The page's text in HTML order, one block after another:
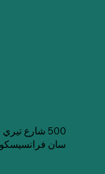
500 شارع تيري فرانسين
سان فرانسيسكو،